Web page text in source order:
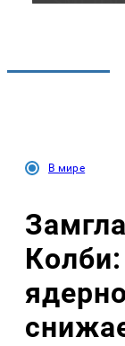
В мире